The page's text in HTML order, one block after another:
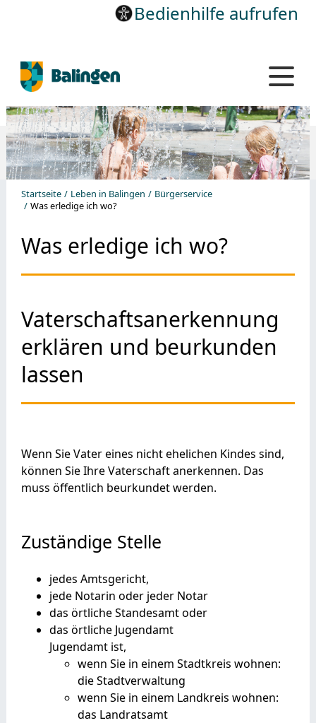
Bedienhilfe aufrufen
Startseite Leben in Balingen
Bürgerservice
Was erledige ich wo?
Was erledige ich wo?
Vaterschaftsanerkennung
erklären und beurkunden
lassen
Wenn Sie Vater eines nicht ehelichen Kindes sind,
können Sie Ihre Vaterschaft anerkennen. Das
muss öffentlich beurkundet werden.
Zuständige Stelle
jedes Amtsgericht,
jede Notarin oder jeder Notar
das örtliche Standesamt oder
das örtliche Jugendamt
Jugendamt ist,
wenn Sie in einem Stadtkreis wohnen:
die Stadtverwaltung
wenn Sie in einem Landkreis wohnen:
das Landratsamt